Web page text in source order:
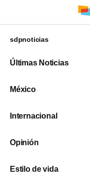
sdpnoticias
Últimas Noticias
México
Internacional
Opinión
Estilo de vida